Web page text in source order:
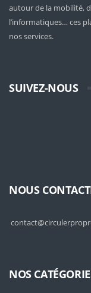
autour de la mobilité,
l’informatiques… ces
nos services.
SUIVEZ-NOUS
NOUS
NOS